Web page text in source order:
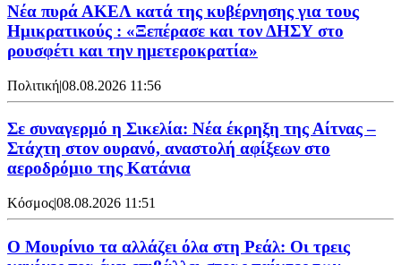
Νέα πυρά ΑΚΕΛ κατά της κυβέρνησης για τους
Ημικρατικούς : «Ξεπέρασε και τον ΔΗΣΥ στο
ρουσφέτι και την ημετεροκρατία»
Πολιτική|08.08.2026 11:56
Σε συναγερμό η Σικελία: Νέα έκρηξη της Αίτνας –
Στάχτη στον ουρανό, αναστολή αφίξεων στο
αεροδρόμιο της Κατάνια
Κόσμος|08.08.2026 11:51
Ο Μουρίνιο τα αλλάζει όλα στη Ρεάλ: Οι τρεις